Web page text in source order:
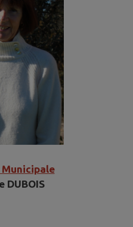
DUBOIS